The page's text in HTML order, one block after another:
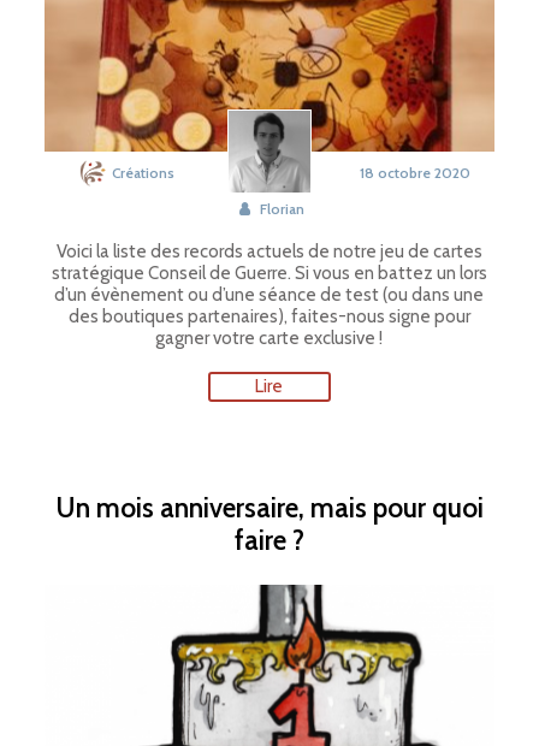
Créations
Florian
18 octobre 2020
Voici la liste des records actuels de notre jeu de cartes
stratégique Conseil de Guerre. Si vous en battez un lors
d’un évènement ou d’une séance de test (ou dans une
des boutiques partenaires), faites-nous signe pour
gagner votre carte exclusive !
Lire
Un mois anniversaire, mais pour quoi
faire ?